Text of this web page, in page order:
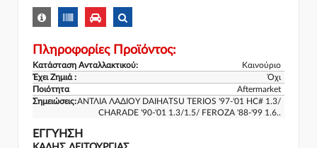
Πληροφορίες Προϊόντος:
Κατάσταση Ανταλλακτικού:
Καινούριο
Έχει Ζημιά :
Όχι
Ποιότητα
Aftermarket
Σημειώσεις:ΑΝΤΛΙΑ ΛΑΔΙΟΥ DAIHATSU TERIOS '97-'01 HC# 1.3/
CHARADE '90-'01 1.3/1.5/ FEROZA '88-'99 1.6..
ΕΓΓΎΗΣΗ